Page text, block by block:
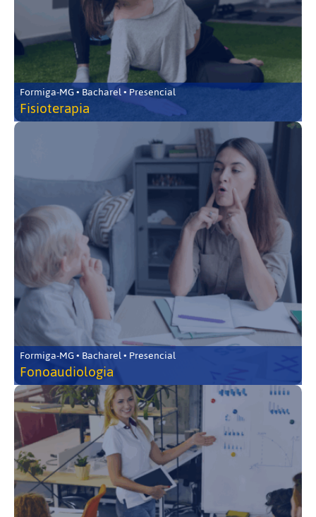
Formiga-MG • Bacharel • Presencial
Fisioterapia
Formiga-MG • Bacharel • Presencial
Fonoaudiologia